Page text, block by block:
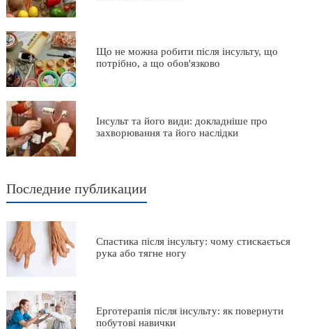
Що не можна робити після інсульту, що
потрібно, а що обов'язково
Інсульт та його види: докладніше про
захворювання та його наслідки
Последние публикации
Спастика після інсульту: чому стискається
рука або тягне ногу
Ерготерапія після інсульту: як повернути
побутові навички